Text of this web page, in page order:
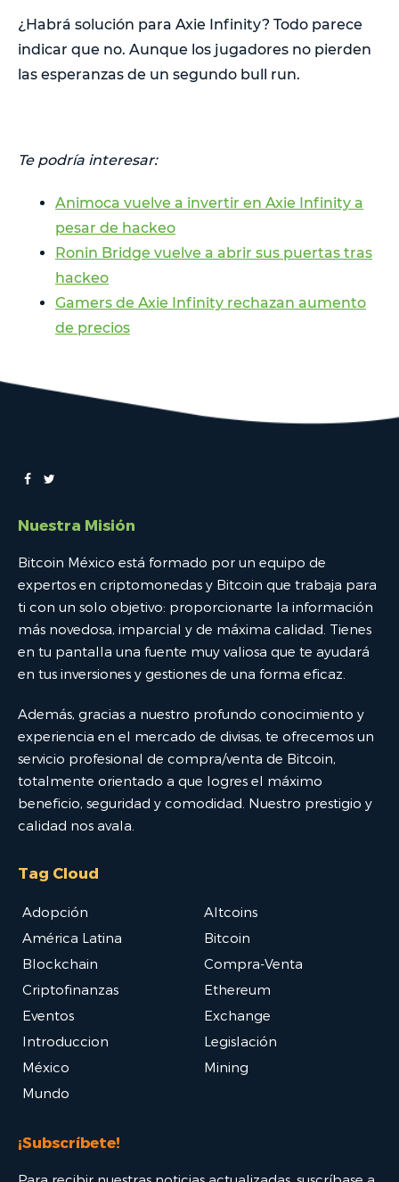
¿Habrá solución para Axie Infinity? Todo parece
indicar que no. Aunque los jugadores no pierden
las esperanzas de un segundo bull run.
Te podría interesar:
Animoca vuelve a invertir en Axie Infinity a
pesar de hackeo
Ronin Bridge vuelve a abrir sus puertas tras
hackeo
Gamers de Axie Infinity rechazan aumento
de precios
Nuestra Misión
Bitcoin México está formado por un equipo de
expertos en criptomonedas y Bitcoin que trabaja para
ti con un solo objetivo: proporcionarte la información
más novedosa, imparcial y de máxima calidad. Tienes
en tu pantalla una fuente muy valiosa que te ayudará
en tus inversiones y gestiones de una forma eficaz.
Además, gracias a nuestro profundo conocimiento y
experiencia en el mercado de divisas, te ofrecemos un
servicio profesional de compra/venta de Bitcoin,
totalmente orientado a que logres el máximo
beneficio, seguridad y comodidad. Nuestro prestigio y
calidad nos avala.
Tag Cloud
Adopción
Altcoins
América Latina
Bitcoin
Blockchain
Compra-Venta
Criptofinanzas
Ethereum
Eventos
Exchange
Introduccion
Legislación
México
Mining
Mundo
¡Subscríbete!